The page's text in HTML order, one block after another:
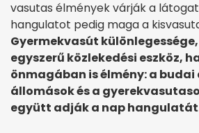
vasutas élmények várják a
hangulatot pedig maga a
Gyermekvasút
egyszerű közlekedési eszköz,
önmagában is élmény: a budai
állomások és a
együtt adják a nap